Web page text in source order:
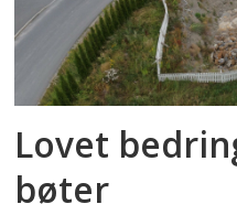
Lovet
bøter